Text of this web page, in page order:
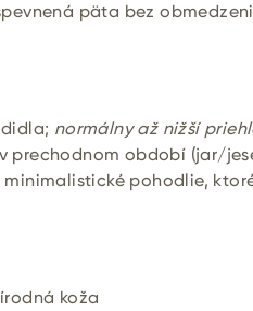
päta bez
normálny až nižší
prechodnom období (jar/
minimalistické pohodlie,
koža